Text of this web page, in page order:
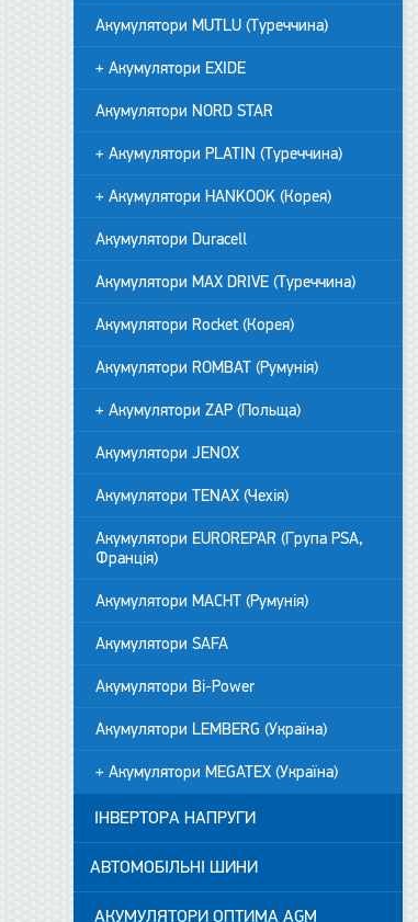
Акумулятори MUTLU (Туреччина)
+ Акумулятори EXIDE
Акумулятори NORD STAR
+ Акумулятори PLATIN (Туреччина)
+ Акумулятори HANKOOK (Корея)
Акумулятори Duracell
Акумулятори MAX DRIVE (Туреччина)
Акумулятори Rocket (Корея)
Акумулятори ROMBAT (Румунія)
+ Акумулятори ZAP (Польща)
Акумулятори JENOX
Акумулятори TENAX (Чехія)
Акумулятори EUROREPAR (Група PSA,
Франція)
Акумулятори MACHT (Румунія)
Акумулятори SAFA
Акумулятори Bi-Power
Акумулятори LEMBERG (Україна)
+ Акумулятори MEGATEX (Україна)
ІНВЕРТОРА НАПРУГИ
АВТОМОБІЛЬНІ ШИНИ
АКУМУЛЯТОРИ ОПТИМА AGM